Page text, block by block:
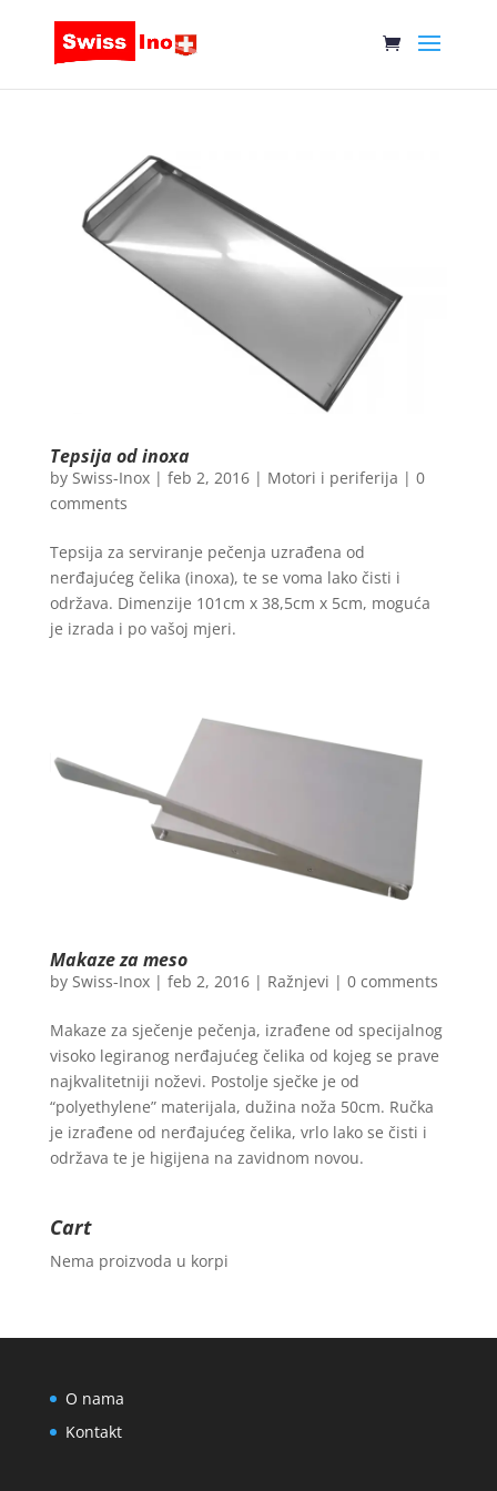
Tepsija od inoxa
by Swiss-Inox| feb 2, 2016| Motori i periferija | 0
comments
Tepsija za serviranje pečenja uzrađena od
nerđajućeg čelika (inoxa), te se voma lako čisti i
održava. Dimenzije 101cm x 38,5cm x 5cm, moguća
je izrada i po vašoj mjeri.
Makaze za meso
by Swiss-Inox| feb 2, 2016| Ražnjevi | 0 comments
Makaze za sječenje pečenja, izrađene od specijalnog
visoko legiranog nerđajućeg čelika od kojeg se prave
najkvalitetniji noževi. Postolje sječke je od
“polyethylene” materijala, dužina noža 50cm. Ručka
je izrađene od nerđajućeg čelika, vrlo lako se čisti i
održava te je higijena na zavidnom novou.
Cart
Nema proizvoda u korpi
O nama
Kontakt